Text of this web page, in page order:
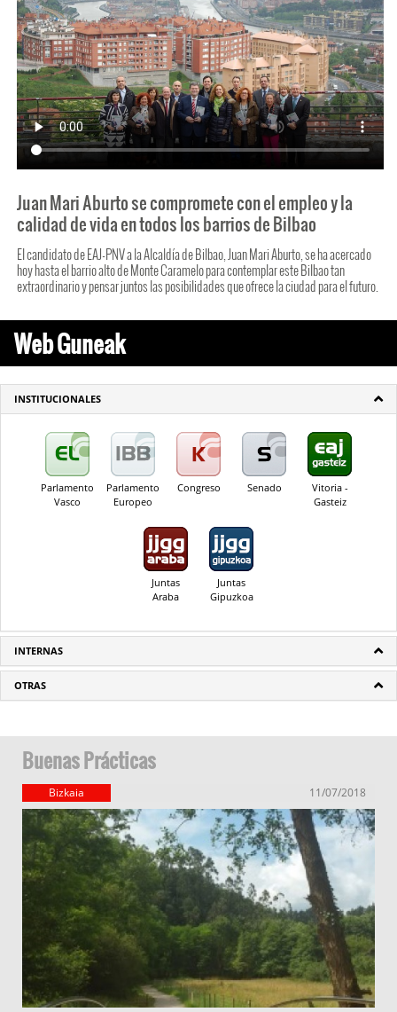
Juan Mari Aburto se compromete con el empleo y la
calidad de vida en todos los barrios de Bilbao
El candidato de EAJ-PNV a la Alcaldía de Bilbao, Juan Mari Aburto, se ha acercado
hoy hasta el barrio alto de Monte Caramelo para contemplar este Bilbao tan
extraordinario y pensar juntos las posibilidades que ofrece la ciudad para el futuro.
Web Guneak
INSTITUCIONALES
Parlamento
Vasco
Parlamento
Europeo
Congreso Senado
Vitoria -
Gasteiz
Juntas
Araba
Juntas
Gipuzkoa
INTERNAS
OTRAS
Buenas Prácticas
Bizkaia 11/07/2018